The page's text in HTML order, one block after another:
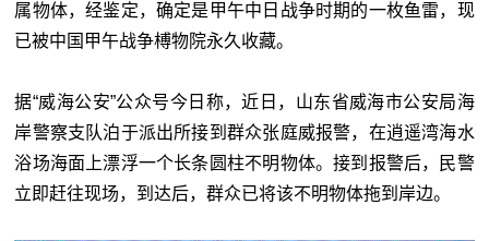
属物体，经鉴定，确定是甲午中日战争时期的一枚鱼雷，现
已被中国甲午战争榑物院永久收藏。
据“威海公安”公众号今日称，近日，山东省威海市公安局海
岸警察支队泊于派出所接到群众张庭威报警，在逍遥湾海水
浴场海面上漂浮一个长条圆柱不明物体。接到报警后，民警
立即赶往现场，到达后，群众已将该不明物体拖到岸边。